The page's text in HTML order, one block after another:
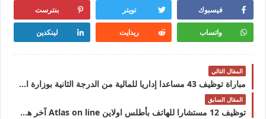
فيسبوك تويتر بنترست
واتساب ريدايت لينكدين
المقال التالي
مباراة توظيف 43 مساعدا إداريا للمالية من الدرجة الثانية بوزارة الاقتصاد والمالية. آخر أجل هو 21 مارس 2025
المقال السابق
توظيف 12 مستشارا للهاتف بأطلس اولاين Atlas on line آخر هو 17 مارس 2025